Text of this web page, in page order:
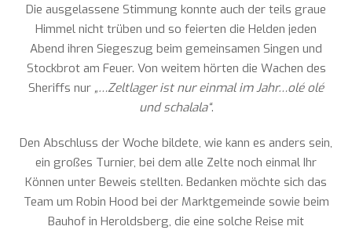
Die ausgelassene Stimmung konnte auch der teils graue
Himmel nicht trüben und so feierten die Helden jeden
Abend ihren Siegeszug beim gemeinsamen Singen und
Stockbrot am Feuer. Von weitem hörten die Wachen des
Sheriffs nur „…Zeltlager ist nur einmal im Jahr…olé olé
und schalala“.
Den Abschluss der Woche bildete, wie kann es anders sein,
ein großes Turnier, bei dem alle Zelte noch einmal Ihr
Können unter Beweis stellten. Bedanken möchte sich das
Team um Robin Hood bei der Marktgemeinde sowie beim
Bauhof in Heroldsberg, die eine solche Reise mit